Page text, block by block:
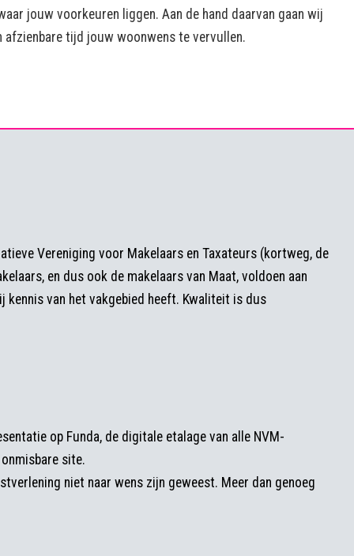
jouw voorkeuren liggen. Aan de hand daarvan gaan wij
afzienbare tijd jouw woonwens te vervullen.
Vereniging voor Makelaars en Taxateurs (kortweg, de
en dus ook de makelaars van Maat, voldoen aan
van het vakgebied heeft. Kwaliteit is dus
op Funda, de digitale etalage van alle NVM-
site.
niet naar wens zijn geweest. Meer dan genoeg